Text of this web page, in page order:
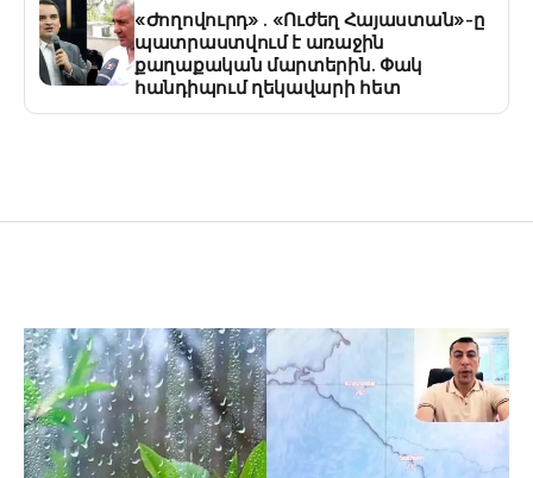
«Ժողովուրդ» . «Ուժեղ Հայաստան»-ը
պատրաստվում է առաջին
քաղաքական մարտերին. Փակ
հանդիպում ղեկավարի հետ